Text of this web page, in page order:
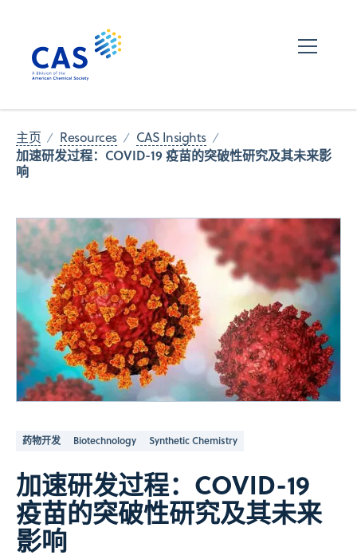
主页 Resources CAS Insights
加速研发过程：COVID-19 疫苗的突破性研究及其未来影
响
药物开发 Biotechnology Synthetic Chemistry
加速研发过程：COVID-19
疫苗的突破性研究及其未来
影响